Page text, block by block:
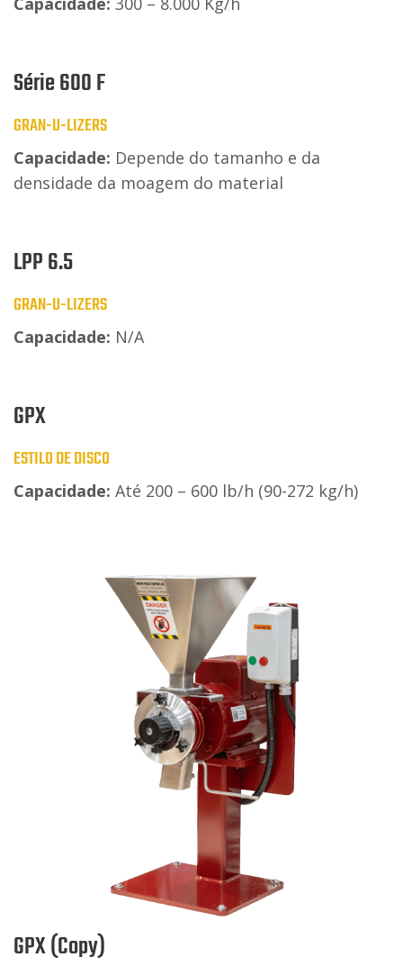
Série 600 F
GRAN-U-LIZERS
Capacidade: Depende do tamanho e da
densidade da moagem do material
LPP 6.5
GRAN-U-LIZERS
Capacidade: N/A
GPX
ESTILO DE DISCO
Capacidade: Até 200 – 600 lb/h (90-272 kg/h)
GPX (Copy)